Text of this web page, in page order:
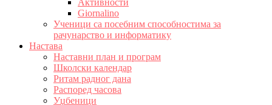
Giornalino
Ученици са посебним способностима за
рачунарство и информатику
Настава
Наставни план и програм
Школски календар
Ритам радног дана
Распоред часова
Уџбеници